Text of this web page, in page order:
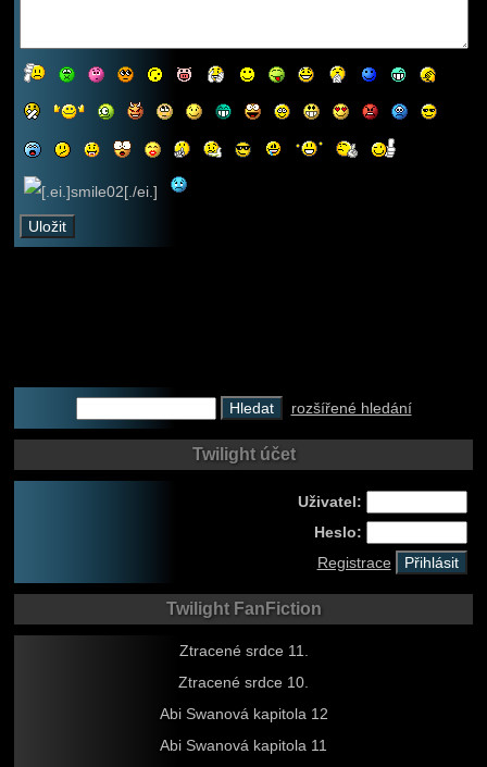
rozšířené hledání
Twilight účet
Uživatel:
Heslo:
Registrace
Twilight FanFiction
Ztracené srdce 11.
Ztracené srdce 10.
Abi Swanová kapitola 12
Abi Swanová kapitola 11